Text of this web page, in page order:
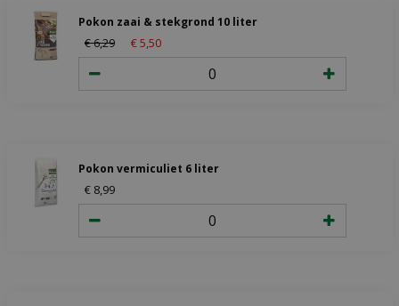
Pokon zaai & stekgrond 10 liter
€6,29 €5 50
Pokon vermiculiet 6 liter
€ 8 99